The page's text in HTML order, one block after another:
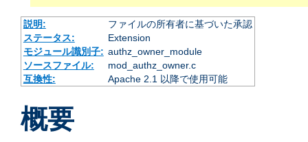
説明:
ファイルの所有者に基づいた承認
ステータス:
Extension
モジュール識別子: authz_owner_module
ソースファイル:
mod_authz_owner.c
互換性:
Apache 2.1 以降で使用可能
概要